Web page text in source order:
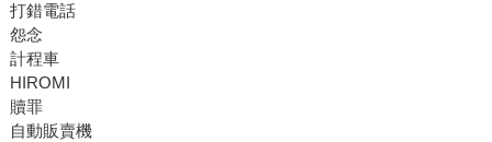
打錯電話
怨念
計程車
HIROMI
贖罪
自動販賣機